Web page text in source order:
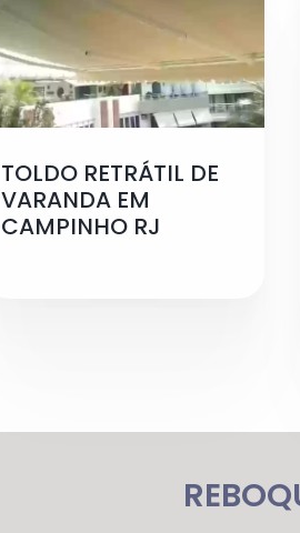
TOLDO RETRÁTIL DE
VARANDA EM
CAMPINHO RJ